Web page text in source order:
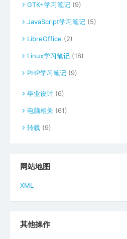
GTK+学习笔记 (9)
JavaScript学习笔记 (5)
LibreOffice (2)
Linux学习笔记 (18)
PHP学习笔记 (9)
毕业设计 (6)
电脑相关 (61)
转载 (9)
网站地图
XML
其他操作